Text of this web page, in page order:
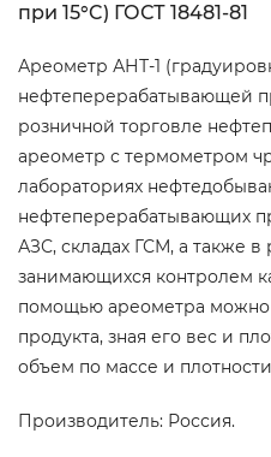
при 15°C) ГОСТ 18481-81
Ареометр АНТ-1
нефтеперерабатывающей
розничной торговле
ареометр с термометром
лабораториях
нефтеперерабатывающих
АЗС, складах ГСМ, а также в
занимающихся контролем
помощью ареометра
продукта, зная его вес и
объем по массе и
Производитель: Россия.